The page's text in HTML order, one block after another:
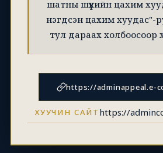
шатны шүүхийн цахим
нэгдсэн цахим хуудас"-
тул дараах холбоосоор
https://adminappeal.e-
ХУУЧИН САЙТ https://